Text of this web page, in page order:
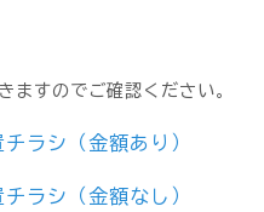
すのでご確認ください。
ラシ（金額あり）
ラシ（金額なし）